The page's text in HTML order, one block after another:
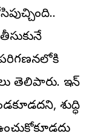
తెలిపారు. ఇరాన్‌
శుద్ధి